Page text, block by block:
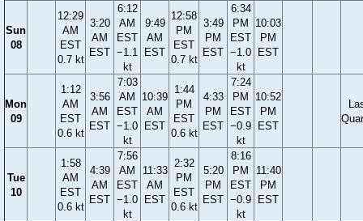
Sun
08
12:29
AM
EST
0.7 kt
3:20
AM
EST
6:12
AM
EST
−1.1
kt
9:49
AM
EST
12:58
PM
EST
0.7 kt
3:49
PM
EST
6:34
PM
EST
−1.0
kt
10:03
PM
EST
Mon
09
1:12
AM
EST
0.6 kt
3:56
AM
EST
7:03
AM
EST
−1.0
kt
10:39
AM
EST
1:44
PM
EST
0.6 kt
4:33
PM
EST
7:24
PM
EST
−0.9
kt
10:52
PM
EST
Tue
10
1:58
AM
EST
0.6 kt
4:39
AM
EST
7:56
AM
EST
−1.0
kt
11:33
AM
EST
2:32
PM
EST
0.6 kt
5:20
PM
EST
8:16
PM
EST
−0.9
kt
11:40
PM
EST